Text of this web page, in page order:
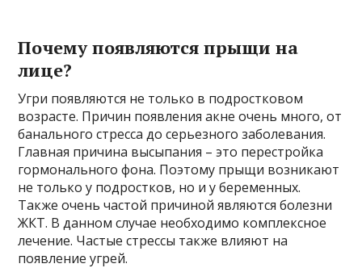
Почему появляются прыщи на
лице?
Угри появляются не только в подростковом
возрасте. Причин появления акне очень много, от
банального стресса до серьезного заболевания.
Главная причина высыпания – это перестройка
гормонального фона. Поэтому прыщи возникают
не только у подростков, но и у беременных.
Также очень частой причиной являются болезни
ЖКТ. В данном случае необходимо комплексное
лечение. Частые стрессы также влияют на
появление угрей.